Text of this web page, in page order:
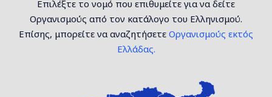
Επιλέξτε το νομό που επιθυμείτε για να δείτε
Οργανισμούς από τον κατάλογο του Ελληνισμού.
Επίσης, μπορείτε να αναζητήσετε Οργανισμούς εκτός
Ελλάδας.